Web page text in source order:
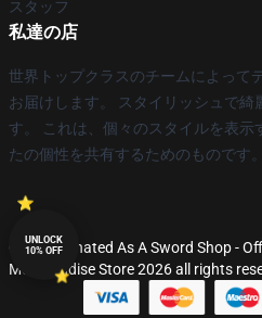
スタッフ
私達の店
世界トップクラスのチームによって
お届けします。 スタイリッシュで綺
す。 これは、個々のスタイルを表示
たの個性を共有するためのものです。
© Reincarnated As A Sword Shop -
Merchandise Store 2026 all rights
UNLOCK
10% OFF